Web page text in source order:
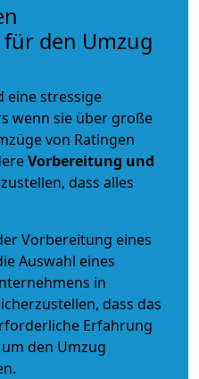
den Umzug
eine stressige
wenn sie über große
von Ratingen
Vorbereitung und
dass alles
Vorbereitung eines
Auswahl eines
in
dass das
Erfahrung
den Umzug